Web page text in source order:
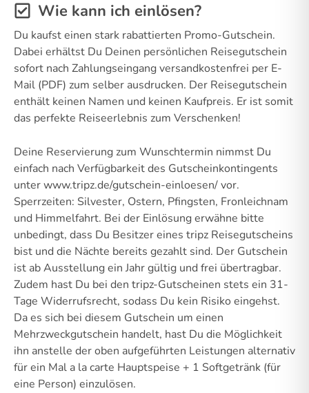
Wie kann ich einlösen?
Du kaufst einen stark rabattierten Promo-Gutschein.
Dabei erhältst Du Deinen persönlichen Reisegutschein
sofort nach Zahlungseingang versandkostenfrei per E-
Mail (PDF) zum selber ausdrucken. Der Reisegutschein
enthält keinen Namen und keinen Kaufpreis. Er ist somit
das perfekte Reiseerlebnis zum Verschenken!
Deine Reservierung zum Wunschtermin nimmst Du
einfach nach Verfügbarkeit des Gutscheinkontingents
unter www.tripz.de/gutschein-einloesen/ vor.
Sperrzeiten: Silvester, Ostern, Pfingsten, Fronleichnam
und Himmelfahrt. Bei der Einlösung erwähne bitte
unbedingt, dass Du Besitzer eines tripz Reisegutscheins
bist und die Nächte bereits gezahlt sind. Der Gutschein
ist ab Ausstellung ein Jahr gültig und frei übertragbar.
Zudem hast Du bei den tripz-Gutscheinen stets ein 31-
Tage Widerrufsrecht, sodass Du kein Risiko eingehst.
Da es sich bei diesem Gutschein um einen
Mehrzweckgutschein handelt, hast Du die Möglichkeit
ihn anstelle der oben aufgeführten Leistungen alternativ
für ein Mal a la carte Hauptspeise + 1 Softgetränk (für
eine Person) einzulösen.